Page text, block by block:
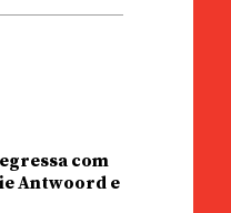
com
Antwoord e